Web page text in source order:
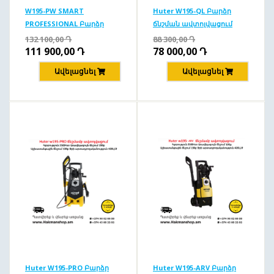
W195-PW SMART
PROFESSIONAL Բարձր
ճնշման ավտոլվացում
195բ/2500վտ
132 100,00Դ
111 900,00Դ
Ավելացնել
Huter W195-QL Բարձր
ճնշման ավտոլվացում
195բ/2500Վտ
88 300,00Դ
78 000,00Դ
Ավելացնել
Huter W195-PRO Բարձր Huter W195-ARV Բարձր